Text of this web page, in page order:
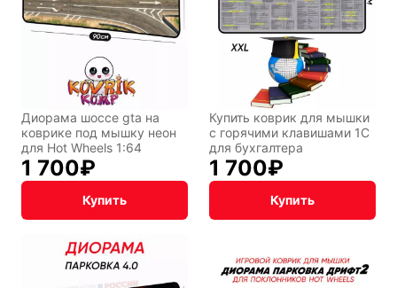
Диорама шоссе gta на
коврике под мышку неон
для Hot Wheels 1:64
1 700₽
Купить
Купить коврик для мышки
с горячими клавишами 1С
для бухгалтера
1 700₽
Купить